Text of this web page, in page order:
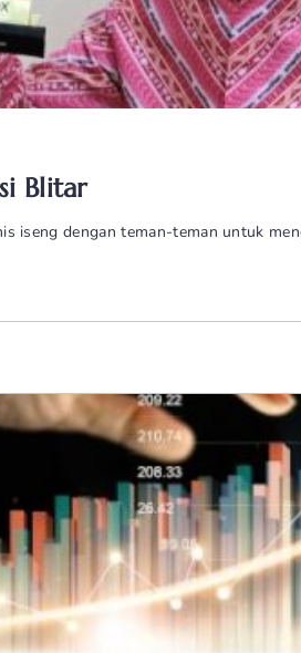
Blitar
iseng dengan teman-teman untuk